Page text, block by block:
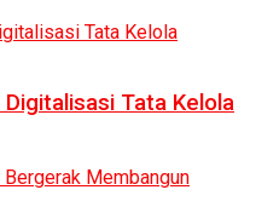
Tata Kelola